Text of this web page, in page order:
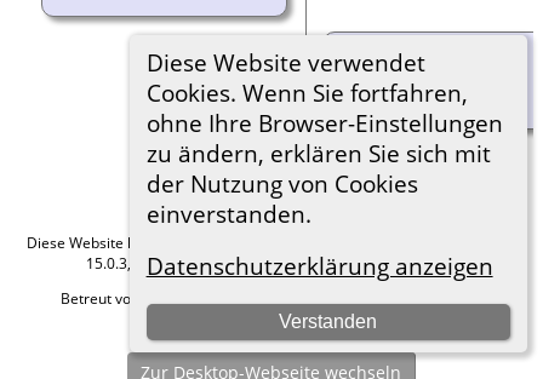
Diese Website verwendet
Cookies. Wenn Sie fortfahren,
ohne Ihre Browser-Einstellungen
zu ändern, erklären Sie sich mit
der Nutzung von Cookies
einverstanden.
Datenschutzerklärung anzeigen
Verstanden
Diese Website läuft mit
15.0.3, programmiert von Darrin Lythgoe © 2001-2026.
Betreut von
Hier geht es zum Impressum
Zur Desktop-Webseite wechseln